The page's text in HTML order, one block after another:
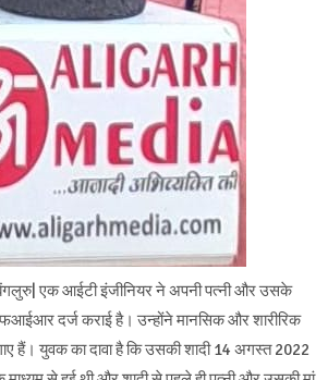
एक आईटी इंजीनियर ने अपनी पत्नी और उसके
दर्ज कराई है। उन्होंने मानसिक और शारीरिक
हैं। युवक का दावा है कि उसकी शादी 14 अगस्त 2022